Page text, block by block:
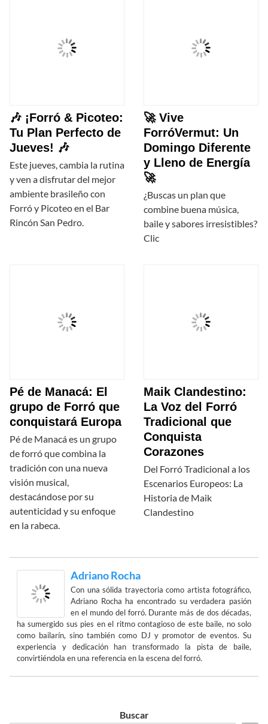
🎶 ¡Forró & Picoteo:
Tu Plan Perfecto de
Jueves! 🎶
Este jueves, cambia la rutina
y ven a disfrutar del mejor
ambiente brasileño con
Forró y Picoteo en el Bar
Rincón San Pedro.
🚀 Vive
ForróVermut: Un
Domingo Diferente
y Lleno de Energía
🚀
¿Buscas un plan que
combine buena música,
baile y sabores irresistibles?
Clic
Pé de Manacá: El
grupo de Forró que
conquistará Europa
Pé de Manacá es un grupo
de forró que combina la
tradición con una nueva
visión musical,
destacándose por su
autenticidad y su enfoque
en la rabeca.
Maik Clandestino:
La Voz del Forró
Tradicional que
Conquista
Corazones
Del Forró Tradicional a los
Escenarios Europeos: La
Historia de Maik
Clandestino
Adriano Rocha
Con una sólida trayectoria como artista fotográfico,
Adriano Rocha ha encontrado su verdadera pasión
en el mundo del forró. Durante más de dos décadas,
ha sumergido sus pies en el ritmo contagioso de este baile, no solo
como bailarín, sino también como DJ y promotor de eventos. Su
experiencia y dedicación han transformado la pista de baile,
convirtiéndola en una referencia en la escena del forró.
Buscar